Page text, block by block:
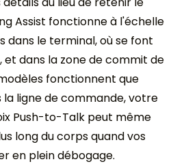
Assist fonctionne à l'échelle
dans le terminal, où se font
dans la zone de commit de
fonctionnent que
ligne de commande, votre
Push-to-Talk peut même
long du corps quand vos
en plein débogage.